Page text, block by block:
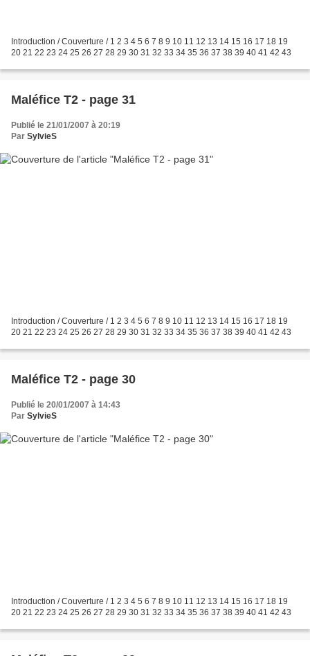
Introduction / Couverture / 1 2 3 4 5 6 7 8 9 10 11 12 13 14 15 16 17 18 19
20 21 22 23 24 25 26 27 28 29 30 31 32 33 34 35 36 37 38 39 40 41 42 43
Maléfice T2 - page 31
Publié le 21/01/2007 à 20:19
Par SylvieS
Introduction / Couverture / 1 2 3 4 5 6 7 8 9 10 11 12 13 14 15 16 17 18 19
20 21 22 23 24 25 26 27 28 29 30 31 32 33 34 35 36 37 38 39 40 41 42 43
Maléfice T2 - page 30
Publié le 20/01/2007 à 14:43
Par SylvieS
Introduction / Couverture / 1 2 3 4 5 6 7 8 9 10 11 12 13 14 15 16 17 18 19
20 21 22 23 24 25 26 27 28 29 30 31 32 33 34 35 36 37 38 39 40 41 42 43